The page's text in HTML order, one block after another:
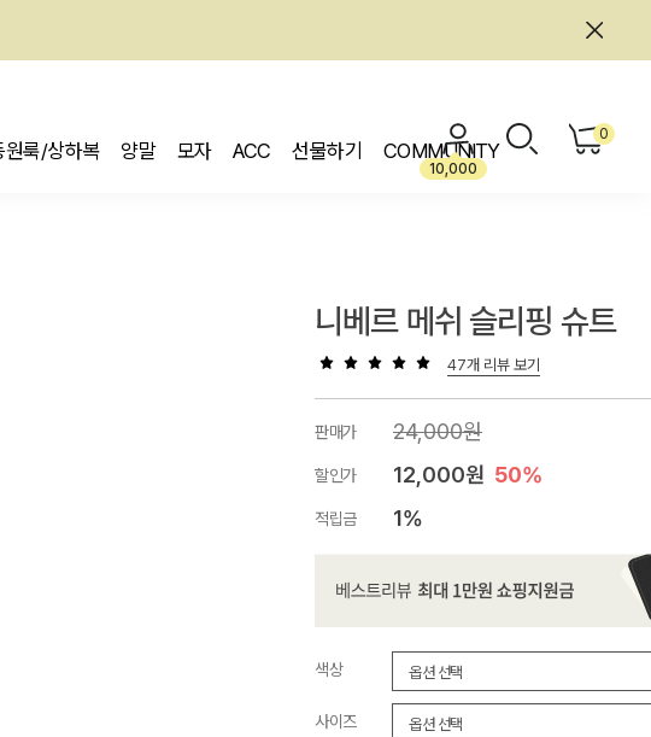
원룩/상하복 양말 모자 ACC 선물하기 COMMUNITY
10,000
0
니베르 메쉬 슬리핑 슈트
47개 리뷰 보기
판매가 24,000원
할인가 12,000원 50%
적립금 1%
색상
사이즈